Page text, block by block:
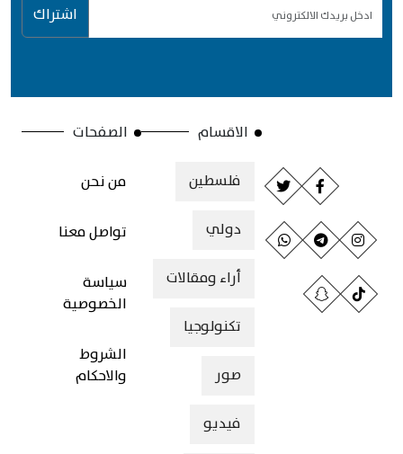
اشتراك
الاقسام
فلسطين
دولي
أراء ومقالات
تكنولوجيا
صور
فيديو
الصفحات
من نحن
تواصل معنا
سياسة
الخصوصية
الشروط
والاحكام